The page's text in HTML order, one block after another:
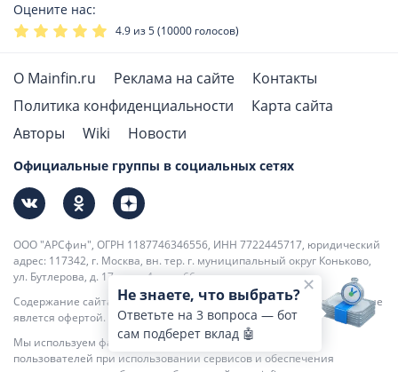
Оцените нас:
4.9 из 5 (10000 голосов)
О Mainfin.ru Реклама на сайте
Контакты
Политика конфиденциальности
Карта сайта
Авторы
Wiki Новости
ООО "АРСфин", ОГРН 1187746346556, ИНН 7722445717, юридический
адрес: 117342, г. Москва, вн. тер. г. муниципальный округ Коньково,
ул. Бутлерова, д. 17, этаж 4, ком. 66
Содержание сайта носит информационно-справочный характер и не
явлется офертой.
Мы используем файлы cookie для повышения удобства
пользователей при использовании сервисов и обеспечения
Официальные группы в социальных сетях
Не знаете, что выбрать?
Ответьте на 3 вопроса — бот
сам подберет вклад 🤖